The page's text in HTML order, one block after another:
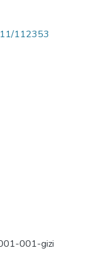
112353
001-gizi